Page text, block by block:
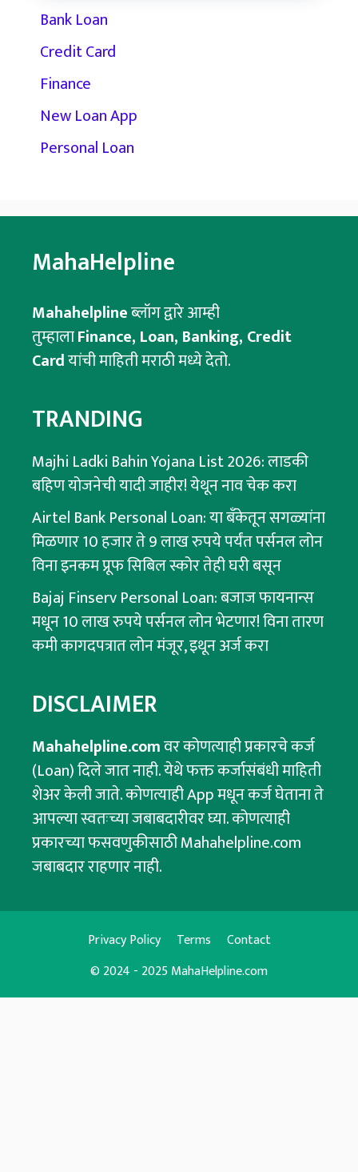
Bank Loan
Credit Card
Finance
New Loan App
Personal Loan
MahaHelpline
Mahahelplineब्लॉग द्वारे आम्ही
तुम्हालाFinance, Loan, Banking, Credit
Cardयांची माहिती मराठी मध्ये देतो.
TRANDING
Majhi Ladki Bahin Yojana List 2026: लाडकी
बहिण योजनेची यादी जाहीर! येथून नाव चेक करा
Airtel Bank Personal Loan: या बँकेतून सगळ्यांना
मिळणार 10 हजार ते 9 लाख रुपये पर्यंत पर्सनल लोन
विना इनकम प्रूफ सिबिल स्कोर तेही घरी बसून
Bajaj Finserv Personal Loan: बजाज फायनान्स
मधून 10 लाख रुपये पर्सनल लोन भेटणार! विना तारण
कमी कागदपत्रात लोन मंजूर, इथून अर्ज करा
DISCLAIMER
Mahahelpline.comवर कोणत्याही प्रकारचे कर्ज
(Loan) दिले जात नाही. येथे फक्त कर्जासंबंधी माहिती
शेअर केली जाते. कोणत्याही App मधून कर्ज घेताना ते
आपल्या स्वतःच्या जबाबदारीवर घ्या. कोणत्याही
प्रकारच्या फसवणुकीसाठी Mahahelpline.com
जबाबदार राहणार नाही.
Privacy Policy Terms
Contact
© 2024 - 2025 MahaHelpline.com